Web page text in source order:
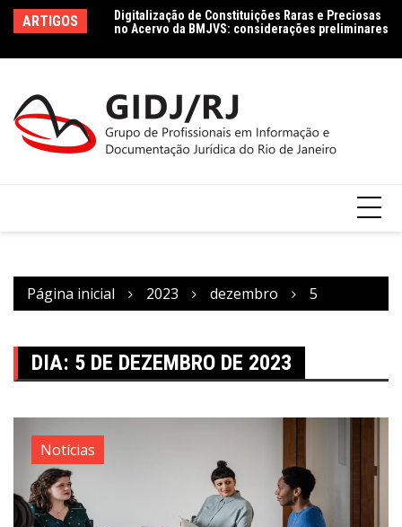
paraARTIGOSo acesso
de Dados
Digitalização de Constituições Raras e Preciosas
no Acervo da BMJVS: considerações preliminares
Página inicial 2023 dezembro 5
DIA: 5 DE DEZEMBRO DE 2023
Notícias